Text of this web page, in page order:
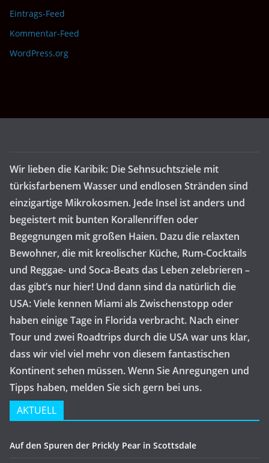
Eintrags-Feed
Kommentar-Feed
WordPress.org
Wir lieben die Karibik: Die Sehnsuchtsziele mit
türkisfarbenem Wasser und endlosen Stränden sind
einzigartige Mikrokosmen. Jede Insel ist anders und
begeistert mit bunten Korallenriffen oder
Begegnungen mit großen Haien. Dazu die relaxten
Bewohner, die mit kreolischer Küche, Rum-Cocktails
und Reggae- und Soca-Beats das Leben zelebrieren –
das gibt’s nur hier! Und dann sind da natürlich die
USA: Viele kennen Miami als Zwischenstopp oder
haben einige Tage in Florida verbracht. Nach einer
Tour und zwei Roadtrips durch die USA war uns klar,
dass wir viel viel mehr von diesem fantastischen
Kontinent sehen müssen. Wenn Sie Anregungen und
Tipps haben, melden Sie sich gern bei uns.
AKTUELL
Auf den Spuren der Prickly Pear in Scottsdale